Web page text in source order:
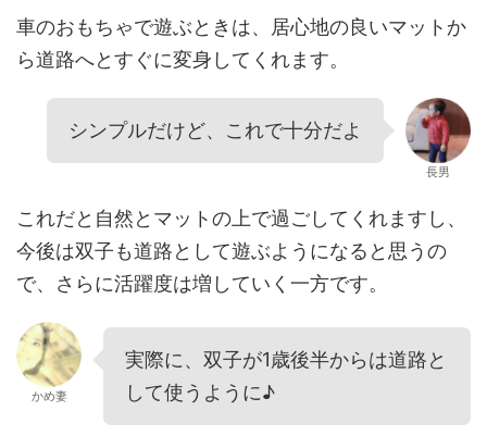
車のおもちゃで遊ぶときは、居心地の良いマットか
ら道路へとすぐに変身してくれます。
シンプルだけど、これで十分だよ
長男
これだと自然とマットの上で過ごしてくれますし、
今後は双子も道路として遊ぶようになると思うの
で、さらに活躍度は増していく一方です。
かめ妻
実際に、双子が1歳後半からは道路と
して使うように♪